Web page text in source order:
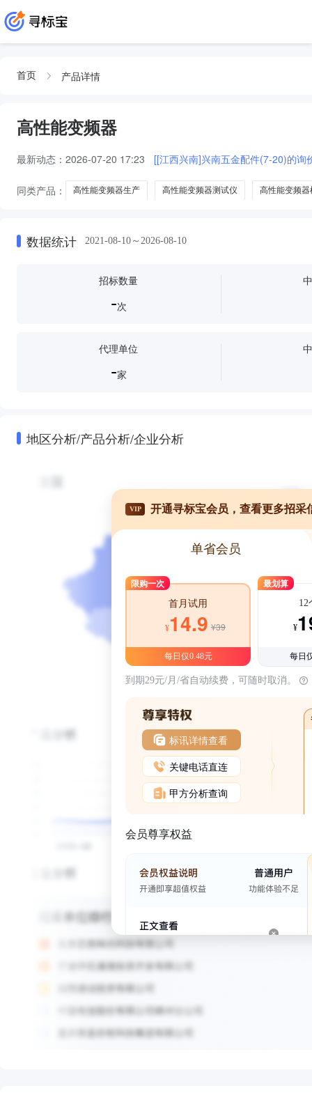
首页 产品详情
高性能变频器
最新动态： 2026-07-20 17:23 [[江西兴南]兴南五金配件(7-20)的询
同类产品： 高性能变频器生产 高性能变频器测试仪 高性能变频器
数据统计 2021-08-10～2026-08-10
招标数量
-次
代理单位
-家
地区分析/产品分析/企业分析
VIP 开通寻标宝会员，查看更多招采
单省会员
限购一次
首月试用
¥14.9 ¥39
每日仅0.48元
最划算
12
¥
每日
到期29元/月/省自动续费，可随时取消。
标讯详情查看
关键电话直连
甲方分析查询
会员尊享权益